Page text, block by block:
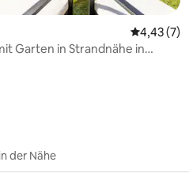
3,4 von 5, 5
4,43 (7)
Garten in Strandnähe in
der Nähe